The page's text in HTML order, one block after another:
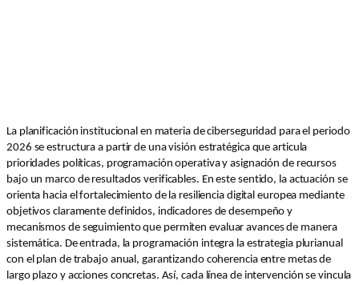
La planificación institucional en materia de ciberseguridad para el periodo
2026 se estructura a partir de una visión estratégica que articula
prioridades políticas, programación operativa y asignación de recursos
bajo un marco de resultados verificables. En este sentido, la actuación se
orienta hacia el fortalecimiento de la resiliencia digital europea mediante
objetivos claramente definidos, indicadores de desempeño y
mecanismos de seguimiento que permiten evaluar avances de manera
sistemática. De entrada, la programación integra la estrategia plurianual
con el plan de trabajo anual, garantizando coherencia entre metas de
largo plazo y acciones concretas. Así, cada línea de intervención se vincula